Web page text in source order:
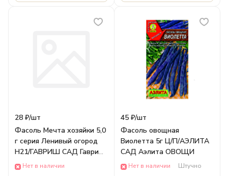
28 ₽/шт
Фасоль Мечта хозяйки 5,0
г серия Ленивый огород
Н21/ГАВРИШ САД Гавриш
ОВОЩИ
Нет в наличии
45 ₽/шт
Фасоль овощная
Виолетта 5г Ц/П/АЭЛИТА
САД Аэлита ОВОЩИ
Нет в наличии Штучно